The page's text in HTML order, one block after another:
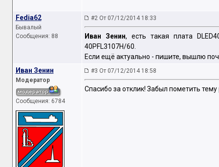
Fedia62
Бывалый
Сообщения: 88
#2 От 07/12/2014 18:33
Иван Зенин, есть такая плата
40PFL3107H/60.
Если ещё актуально - пишите, вышлю
Иван Зенин
Модератор
Сообщения: 6784
#3 От 07/12/2014 18:58
Спасибо за отклик! Забыл пометить